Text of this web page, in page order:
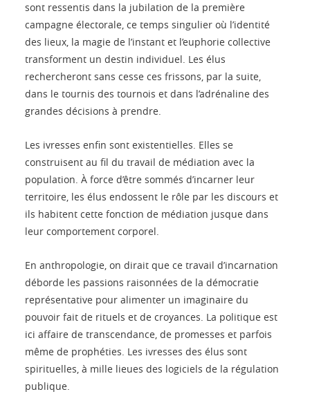
sont ressentis dans la jubilation de la première
campagne électorale, ce temps singulier où l’identité
des lieux, la magie de l’instant et l’euphorie collective
transforment un destin individuel. Les élus
rechercheront sans cesse ces frissons, par la suite,
dans le tournis des tournois et dans l’adrénaline des
grandes décisions à prendre.
Les ivresses enfin sont existentielles. Elles se
construisent au fil du travail de médiation avec la
population. À force d’être sommés d’incarner leur
territoire, les élus endossent le rôle par les discours et
ils habitent cette fonction de médiation jusque dans
leur comportement corporel.
En anthropologie, on dirait que ce travail d’incarnation
déborde les passions raisonnées de la démocratie
représentative pour alimenter un imaginaire du
pouvoir fait de rituels et de croyances. La politique est
ici affaire de transcendance, de promesses et parfois
même de prophéties. Les ivresses des élus sont
spirituelles, à mille lieues des logiciels de la régulation
publique.